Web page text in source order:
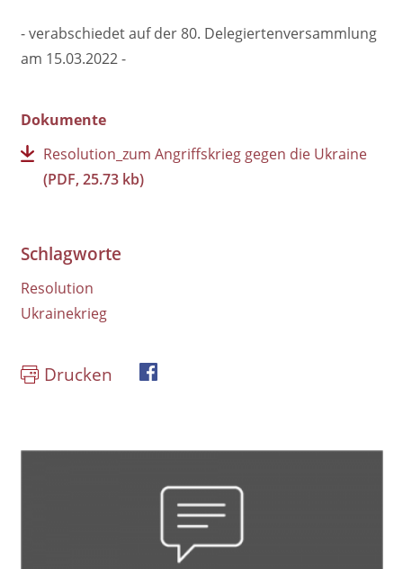
- verabschiedet auf der 80. Delegiertenversammlung
am 15.03.2022 -
Dokumente
Resolution_zum Angriffskrieg gegen die Ukraine
(PDF, 25.73 kb)
Schlagworte
Resolution
Ukrainekrieg
Drucken